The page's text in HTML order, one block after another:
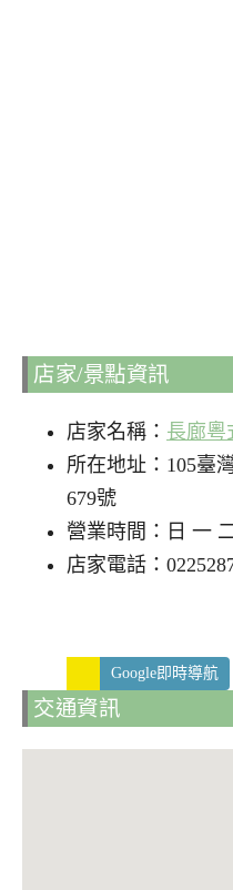
店家/景點資訊
店家名稱： 長廊粵
所在地址：105臺
679號
營業時間：日 一
店家電話：
Google即時導航
交通資訊